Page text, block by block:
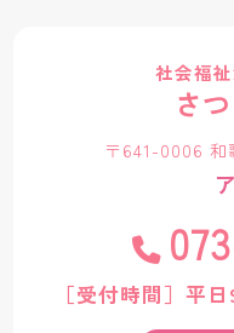
社会福
さ
〒641-0006
［受付時間］平